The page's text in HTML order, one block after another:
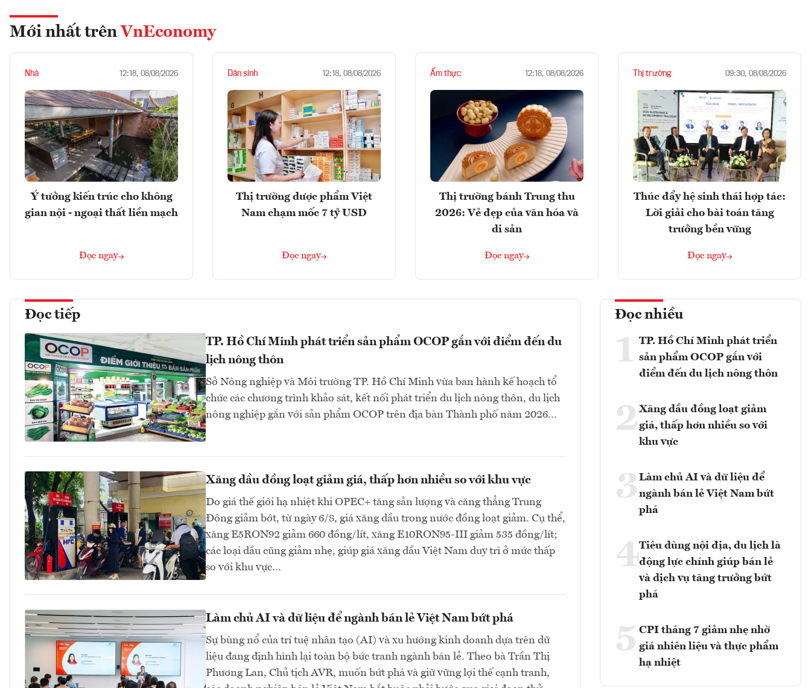
Mới nhất trên VnEconomy
Nhà 12:18, 08/08/2026
Ý tưởng kiến trúc cho không
gian nội - ngoại thất liền mạch
Đọc ngay
Dân sinh 12:18, 08/08/2026
Thị trường dược phẩm Việt
Nam chạm mốc 7 tỷ USD
Đọc ngay
Ẩm thực 12:18, 08/08/2026
Thị trường bánh Trung thu
2026: Vẻ đẹp của văn hóa và
di sản
Đọc ngay
Thị trường 09:30, 08/08/2026
Thúc đẩy hệ sinh thái hợp tác:
Lời giải cho bài toán tăng
trưởng bền vững
Đọc ngay
Đọc tiếp
TP. Hồ Chí Minh phát triển sản phẩm OCOP gắn với điểm đến du
lịch nông thôn
Sở Nông nghiệp và Môi trường TP. Hồ Chí Minh vừa ban hành kế hoạch tổ
chức các chương trình khảo sát, kết nối phát triển du lịch nông thôn, du lịch
nông nghiệp gắn với sản phẩm OCOP trên địa bàn Thành phố năm 2026...
Xăng dầu đồng loạt giảm giá, thấp hơn nhiều so với khu vực
Do giá thế giới hạ nhiệt khi OPEC+ tăng sản lượng và căng thẳng Trung
Đông giảm bớt, từ ngày 6/8, giá xăng dầu trong nước đồng loạt giảm. Cụ thể,
xăng E5RON92 giảm 660 đồng/lít, xăng E10RON95-III giảm 535 đồng/lít;
các loại dầu cũng giảm nhẹ, giúp giá xăng dầu Việt Nam duy trì ở mức thấp
so với khu vực…
Làm chủ AI và dữ liệu để ngành bán lẻ Việt Nam bứt phá
Sự bùng nổ của trí tuệ nhân tạo (AI) và xu hướng kinh doanh dựa trên dữ
liệu đang định hình lại toàn bộ bức tranh ngành bán lẻ. Theo bà Trần Thị
Phương Lan, Chủ tịch AVR, muốn bứt phá và giữ vững lợi thế cạnh tranh,
Đọc nhiều
1 TP. Hồ Chí Minh phát triển
sản phẩm OCOP gắn với
điểm đến du lịch nông thôn
2Xăng dầu đồng loạt giảm
giá, thấp hơn nhiều so với
khu vực
3 Làm chủ AI và dữ liệu để
ngành bán lẻ Việt Nam bứt
phá
4Tiêu dùng nội địa, du lịch là
động lực chính giúp bán lẻ
và dịch vụ tăng trưởng bứt
phá
5 CPI tháng 7 giảm nhẹ nhờ
giá nhiên liệu và thực phẩm
hạ nhiệt